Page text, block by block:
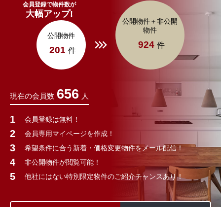
会員登録で物件数が
大幅アップ!
公開物件
201 件
公開物件＋非公開
物件
924 件
現在の会員数 656 人
会員登録は無料！
会員専用マイページを作成！
希望条件に合う新着・価格変更物件をメール配信！
非公開物件が閲覧可能！
他社にはない特別限定物件のご紹介チャンスあり！